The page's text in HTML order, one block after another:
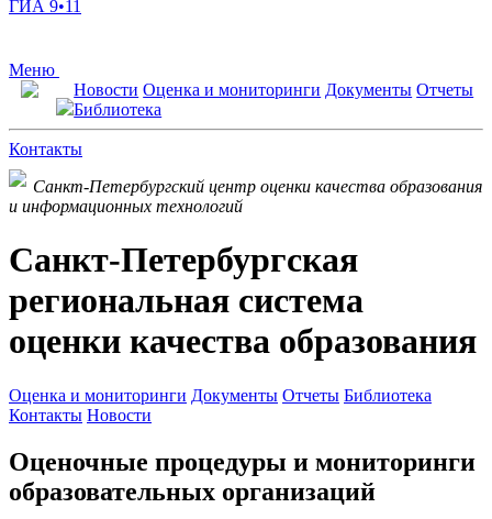
ГИА 9•11
Меню
Новости Оценка и мониторинги Документы Отчеты
Библиотека
Контакты
Санкт-Петербургский центр оценки качества образования
и информационных технологий
Санкт-Петербургская
региональная система
оценки качества образования
Оценка и мониторинги Документы Отчеты Библиотека
Контакты Новости
Оценочные процедуры и мониторинги
образовательных организаций